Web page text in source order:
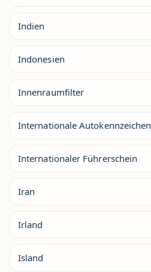
Indien
Indonesien
Innenraumfilter
Internationale Autokennzeichen
Internationaler Führerschein
Iran
Irland
Island